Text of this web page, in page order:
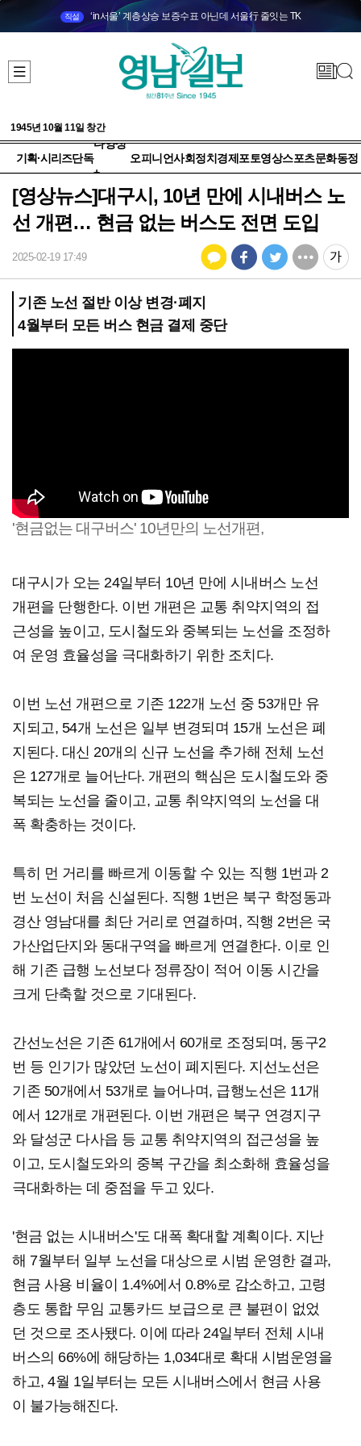
직설 ‘in서울’ 계층상승 보증수표 아닌데 서울行 줄잇는 TK
1945년 10월 11일 창간
기획·시리즈단독
다양성
+
오피니언사회정치 경제 포토영상스포츠문화동정
[영상뉴스]대구시, 10년 만에 시내버스 노
선 개편… 현금 없는 버스도 전면 도입
2025-02-19 17:49
기존 노선 절반 이상 변경·폐지
4월부터 모든 버스 현금 결제 중단
'현금없는 대구버스' 10년만의 노선개편,
대구시가 오는 24일부터 10년 만에 시내버스 노선
개편을 단행한다. 이번 개편은 교통 취약지역의 접
근성을 높이고, 도시철도와 중복되는 노선을 조정하
여 운영 효율성을 극대화하기 위한 조치다.
이번 노선 개편으로 기존 122개 노선 중 53개만 유
지되고, 54개 노선은 일부 변경되며 15개 노선은 폐
지된다. 대신 20개의 신규 노선을 추가해 전체 노선
은 127개로 늘어난다. 개편의 핵심은 도시철도와 중
복되는 노선을 줄이고, 교통 취약지역의 노선을 대
폭 확충하는 것이다.
특히 먼 거리를 빠르게 이동할 수 있는 직행 1번과 2
번 노선이 처음 신설된다. 직행 1번은 북구 학정동과
경산 영남대를 최단 거리로 연결하며, 직행 2번은 국
가산업단지와 동대구역을 빠르게 연결한다. 이로 인
해 기존 급행 노선보다 정류장이 적어 이동 시간을
크게 단축할 것으로 기대된다.
간선노선은 기존 61개에서 60개로 조정되며, 동구2
번 등 인기가 많았던 노선이 폐지된다. 지선노선은
기존 50개에서 53개로 늘어나며, 급행노선은 11개
에서 12개로 개편된다. 이번 개편은 북구 연경지구
와 달성군 다사읍 등 교통 취약지역의 접근성을 높
이고, 도시철도와의 중복 구간을 최소화해 효율성을
극대화하는 데 중점을 두고 있다.
'현금 없는 시내버스'도 대폭 확대할 계획이다. 지난
해 7월부터 일부 노선을 대상으로 시범 운영한 결과,
현금 사용 비율이 1.4%에서 0.8%로 감소하고, 고령
층도 통합 무임 교통카드 보급으로 큰 불편이 없었
던 것으로 조사됐다. 이에 따라 24일부터 전체 시내
버스의 66%에 해당하는 1,034대로 확대 시범운영을
하고, 4월 1일부터는 모든 시내버스에서 현금 사용
이 불가능해진다.